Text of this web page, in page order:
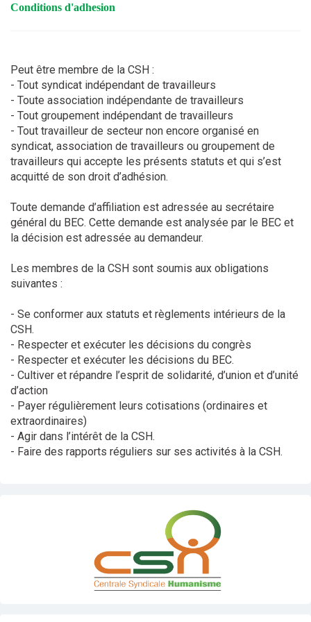
conditions d'adhesion
Peut être membre de la CSH :
- Tout syndicat indépendant de travailleurs
- Toute association indépendante de travailleurs
- Tout groupement indépendant de travailleurs
- Tout travailleur de secteur non encore organisé en
syndicat, association de travailleurs ou groupement de
travailleurs qui accepte les présents statuts et qui s’est
acquitté de son droit d’adhésion.
Toute demande d’affiliation est adressée au secrétaire
général du BEC. Cette demande est analysée par le BEC et
la décision est adressée au demandeur.
Les membres de la CSH sont soumis aux obligations
suivantes :
- Se conformer aux statuts et règlements intérieurs de la
CSH.
- Respecter et exécuter les décisions du congrès
- Respecter et exécuter les décisions du BEC.
- Cultiver et répandre l’esprit de solidarité, d’union et d’unité
d’action
- Payer régulièrement leurs cotisations (ordinaires et
extraordinaires)
- Agir dans l’intérêt de la CSH.
- Faire des rapports réguliers sur ses activités à la CSH.